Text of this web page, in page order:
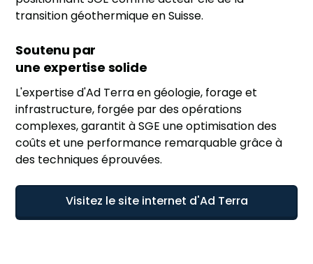
transition géothermique en Suisse.
Soutenu par
une expertise solide
L'expertise d'Ad Terra en géologie, forage et
infrastructure, forgée par des opérations
complexes, garantit à SGE une optimisation des
coûts et une performance remarquable grâce à
des techniques éprouvées.
Visitez le site internet d'Ad Terra